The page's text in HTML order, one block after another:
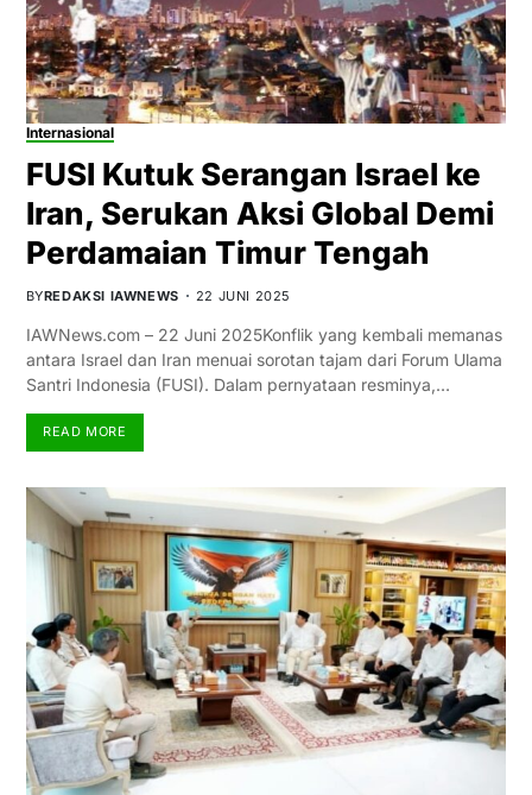
Internasional
FUSI Kutuk Serangan Israel ke
Iran, Serukan Aksi Global Demi
Perdamaian Timur Tengah
BYREDAKSI IAWNEWS 22 JUNI 2025
IAWNews.com – 22 Juni 2025Konflik yang kembali memanas
antara Israel dan Iran menuai sorotan tajam dari Forum Ulama
Santri Indonesia (FUSI). Dalam pernyataan resminya,…
READ MORE